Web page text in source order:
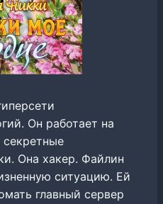
Он работает на
Она хакер. Файлин
ситуацию. Ей
главный сервер